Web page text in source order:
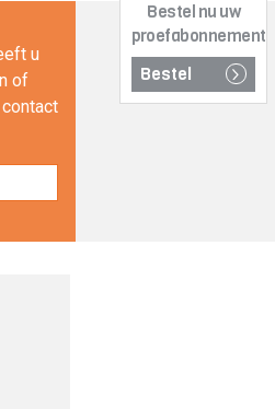
Bestel nu uw
proefabonnement
Bestel
u
of